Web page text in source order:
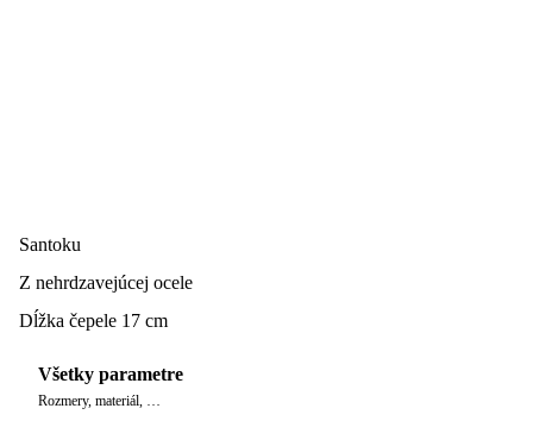
Santoku
Z nehrdzavejúcej ocele
Dĺžka čepele 17 cm
Všetky parametre
Rozmery, materiál, …